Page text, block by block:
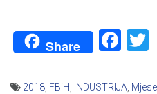
Share
2018 FBiH INDUSTRIJA